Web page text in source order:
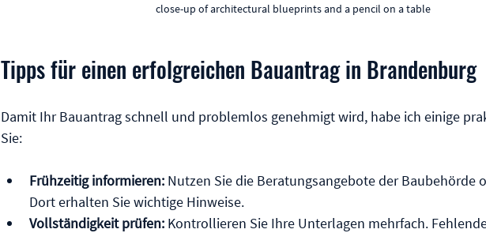
close-up of architectural blueprints and a pencil on a table
Tipps für einen erfolgreichen Bauantrag in Brandenburg
Damit Ihr Bauantrag schnell und problemlos genehmigt wird, habe ich einige
Sie:
Frühzeitig informieren: Nutzen Sie die Beratungsangebote der Baubehörde
Dort erhalten Sie wichtige Hinweise.
Vollständigkeit prüfen: Kontrollieren Sie Ihre Unterlagen mehrfach.